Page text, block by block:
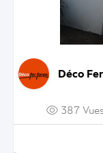
Déco
387 Vues